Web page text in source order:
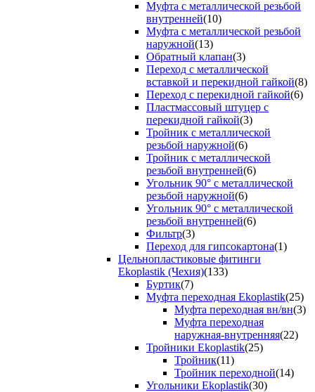
Муфта с металлической резьбой
внутренней(10)
Муфта с металлической резьбой
наружной(13)
Обратный клапан(3)
Переход с металлической
вставкой и перекидной гайкой(8)
Переход с перекидной гайкой(6)
Пластмассовый штуцер с
перекидной гайкой(3)
Тройник с металлической
резьбой наружной(6)
Тройник с металлической
резьбой внутренней(6)
Угольник 90° с металлической
резьбой наружной(6)
Угольник 90° с металлической
резьбой внутренней(6)
Фильтр(3)
Переход для гипсокартона(1)
Цельнопластиковые фитинги
Ekoplastik (Чехия)(133)
Буртик(7)
Муфта переходная Ekoplastik(25)
Муфта переходная вн/вн(3)
Муфта переходная
наружная-внутренняя(22)
Тройники Ekoplastik(25)
Тройник(11)
Тройник переходной(14)
Угольники Ekoplastik(30)